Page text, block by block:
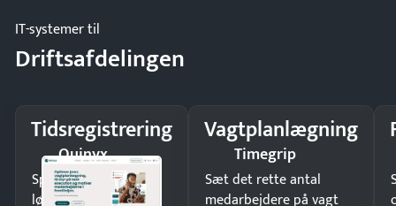
IT-systemer til
Driftsafdelingen
Tidsregistrering
Quinyx
Spar tid på
lønberegning og få
Vagtplanlægning
Timegrip
Sæt det rette antal
medarbejdere på vagt